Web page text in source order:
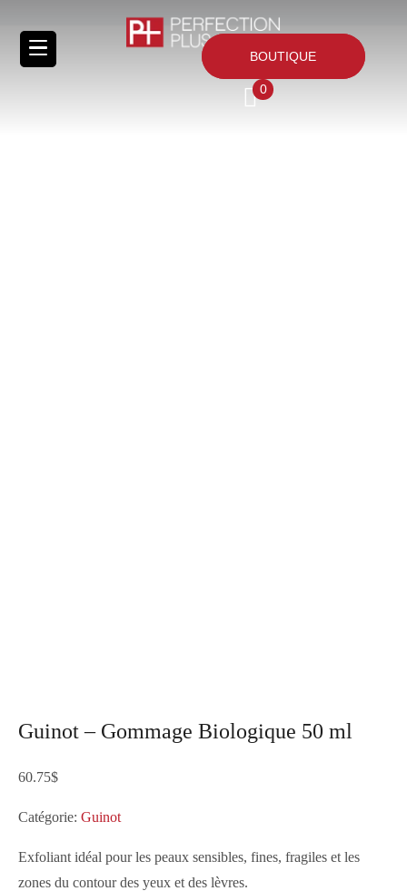
BOUTIQUE
0
Guinot – Gommage Biologique 50 ml
60.75$
Catégorie: Guinot
Exfoliant idéal pour les peaux sensibles, fines, fragiles et les
zones du contour des yeux et des lèvres.